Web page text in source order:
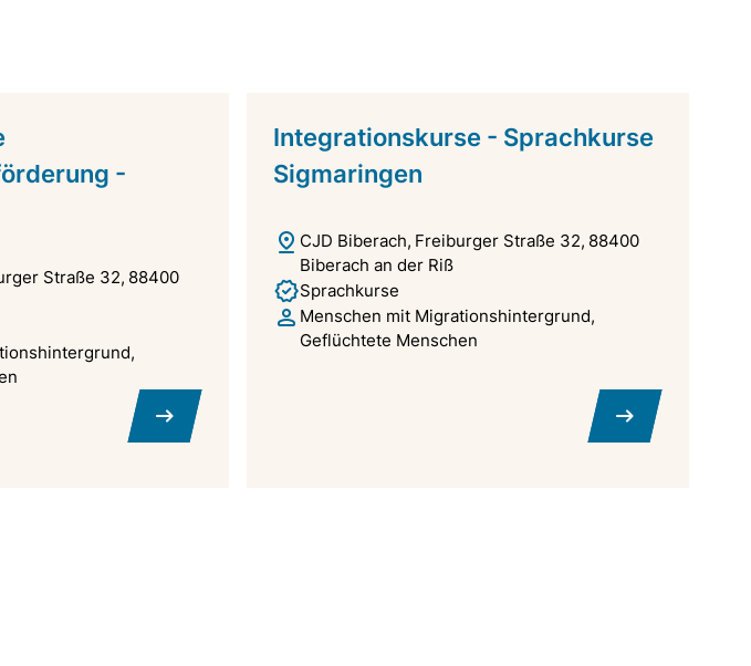
-
Straße 32 88400
Integrationskurse - Sprachkurse
Sigmaringen
CJD Biberach Freiburger Straße 32 88400
Biberach an der Riß
Sprachkurse
Menschen mit Migrationshintergrund
Geflüchtete Menschen